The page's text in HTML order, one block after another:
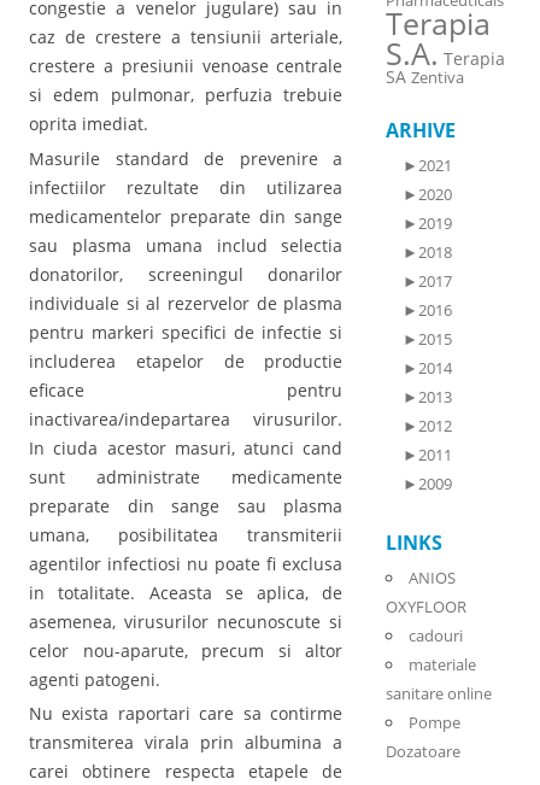
congestie a venelor jugulare) sau in
caz de crestere a tensiunii arteriale,
crestere a presiunii venoase centrale
si edem pulmonar, perfuzia trebuie
oprita imediat.
Masurile standard de prevenire a
infectiilor rezultate din utilizarea
medicamentelor preparate din sange
sau plasma umana includ selectia
donatorilor, screeningul donarilor
individuale si al rezervelor de plasma
pentru markeri specifici de infectie si
includerea etapelor de productie
eficace pentru
inactivarea/indepartarea virusurilor.
In ciuda acestor masuri, atunci cand
sunt administrate medicamente
preparate din sange sau plasma
umana, posibilitatea transmiterii
agentilor infectiosi nu poate fi exclusa
in totalitate. Aceasta se aplica, de
asemenea, virusurilor necunoscute si
celor nou-aparute, precum si altor
agenti patogeni.
Nu exista raportari care sa contirme
transmiterea virala prin albumina a
carei obtinere respecta etapele de
Terapia
S.A. Terapia
SA Zentiva
ARHIVE
►2021
►2020
►2019
►2018
►2017
►2016
►2015
►2014
►2013
►2012
►2011
►2009
LINKS
ANIOS
OXYFLOOR
cadouri
materiale
sanitare online
Pompe
Dozatoare